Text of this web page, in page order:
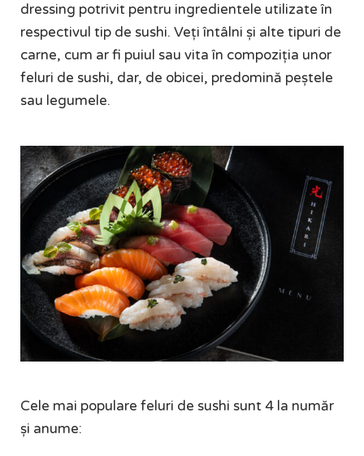
dressing potrivit pentru ingredientele utilizate în
respectivul tip de sushi. Veți întâlni și alte tipuri de
carne, cum ar fi puiul sau vita în compoziția unor
feluri de sushi, dar, de obicei, predomină peștele
sau legumele.
Cele mai populare feluri de sushi sunt 4 la număr
și anume: